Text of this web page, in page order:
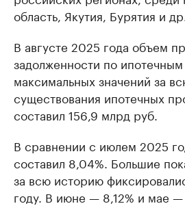
область, Якутия, Бурятия и др.
В августе 2025 года объем
задолженности по
максимальных значений за
существования ипотечных
составил 156,9 млрд руб.
В сравнении с июлем 2025
составил 8,04%. Большие
за всю историю
году. В июне — 8,12% и мае —